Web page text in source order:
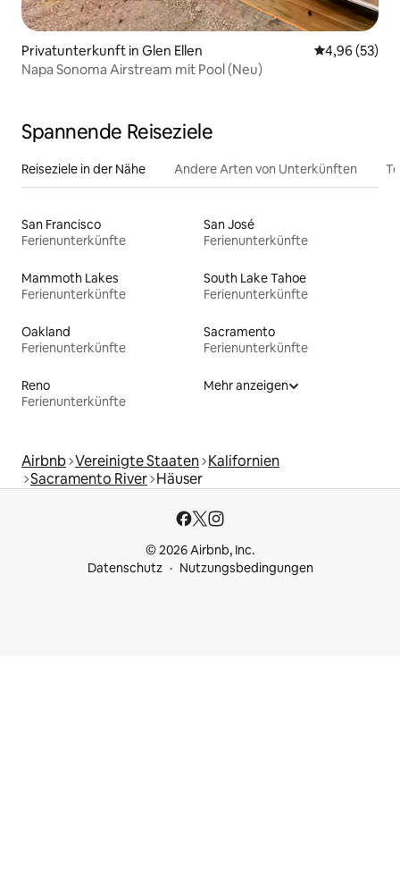
Privatunterkunft in Glen Ellen
4,96 (53)
Napa Sonoma Airstream mit Pool (Neu)
Spannende Reiseziele
Reiseziele in der Nähe Andere Arten von Unterkünften
San Francisco
Ferienunterkünfte
San José
Ferienunterkünfte
Mammoth Lakes
Ferienunterkünfte
South Lake Tahoe
Ferienunterkünfte
Oakland
Ferienunterkünfte
Sacramento
Ferienunterkünfte
Reno
Ferienunterkünfte
Mehr anzeigen
Airbnb Vereinigte Staaten Kalifornien
Sacramento River Häuser
© 2026 Airbnb, Inc.
Datenschutz
Nutzungsbedingungen